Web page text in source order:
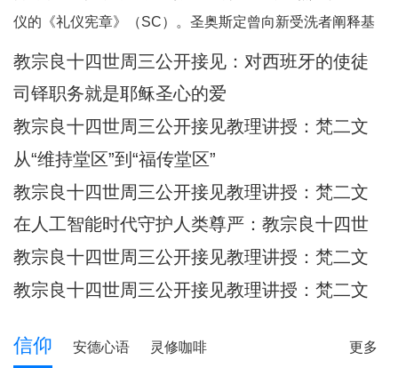
们的面容刻在祂的掌心上（参阅：依
四十九 16），祂对我们的爱，比母亲
对子女的爱更为
仪的《礼仪宪章》（SC）。圣奥斯定曾向新受洗者阐释基
督身体的奥迹，他引用了我们刚刚听到的圣保禄的这句经
12:27）他继而说道：“你们所领受的，正是属
教宗良十四世周三公开接见：​对西班牙的使徒
牧灵访问的反省
司铎职务就是耶稣圣心的爱
教宗良十四世周三公开接见教理讲授：梵二文
献 III：《礼仪宪章》
从“维持堂区”到“福传堂区”
教宗良十四世周三公开接见教理讲授：梵二文
献 III：《礼仪宪章》
在人工智能时代守护人类尊严：教宗良十四世
首封通谕《伟大的人类》预先品尝
教宗良十四世周三公开接见教理讲授：梵二文
献 III：《礼仪宪章》
教宗良十四世周三公开接见教理讲授：梵二文
更多
信仰 安德心语 灵修咖啡